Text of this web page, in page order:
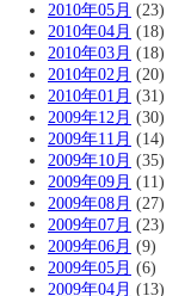
2010年05月 (23)
2010年04月 (18)
2010年03月 (18)
2010年02月 (20)
2010年01月 (31)
2009年12月 (30)
2009年11月 (14)
2009年10月 (35)
2009年09月 (11)
2009年08月 (27)
2009年07月 (23)
2009年06月 (9)
2009年05月 (6)
2009年04月 (13)